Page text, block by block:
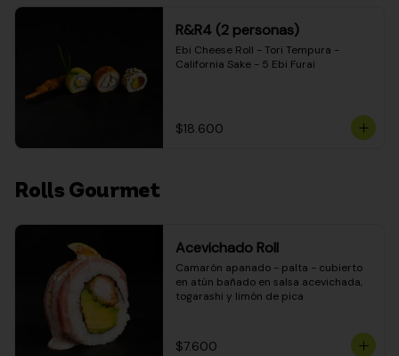
R&R4 (2 personas)
Ebi Cheese Roll - Tori Tempura -
California Sake - 5 Ebi Furai
$18.600
Rolls Gourmet
Acevichado Roll
Camarón apanado - palta - cubierto
en atún bañado en salsa acevichada,
togarashi y limón de pica
$7.600